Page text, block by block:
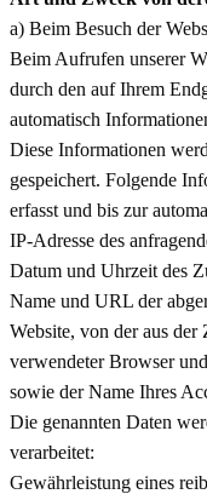
a) Beim Besuch der
Beim Aufrufen unserer
durch den auf Ihrem
automatisch
Diese Informationen
gespeichert. Folgende
erfasst und bis zur
IP-Adresse des
Datum und Uhrzeit des
Name und URL der
Website, von der aus
verwendeter Browser
sowie der Name Ihres
Die genannten Daten
verarbeitet:
Gewährleistung eines